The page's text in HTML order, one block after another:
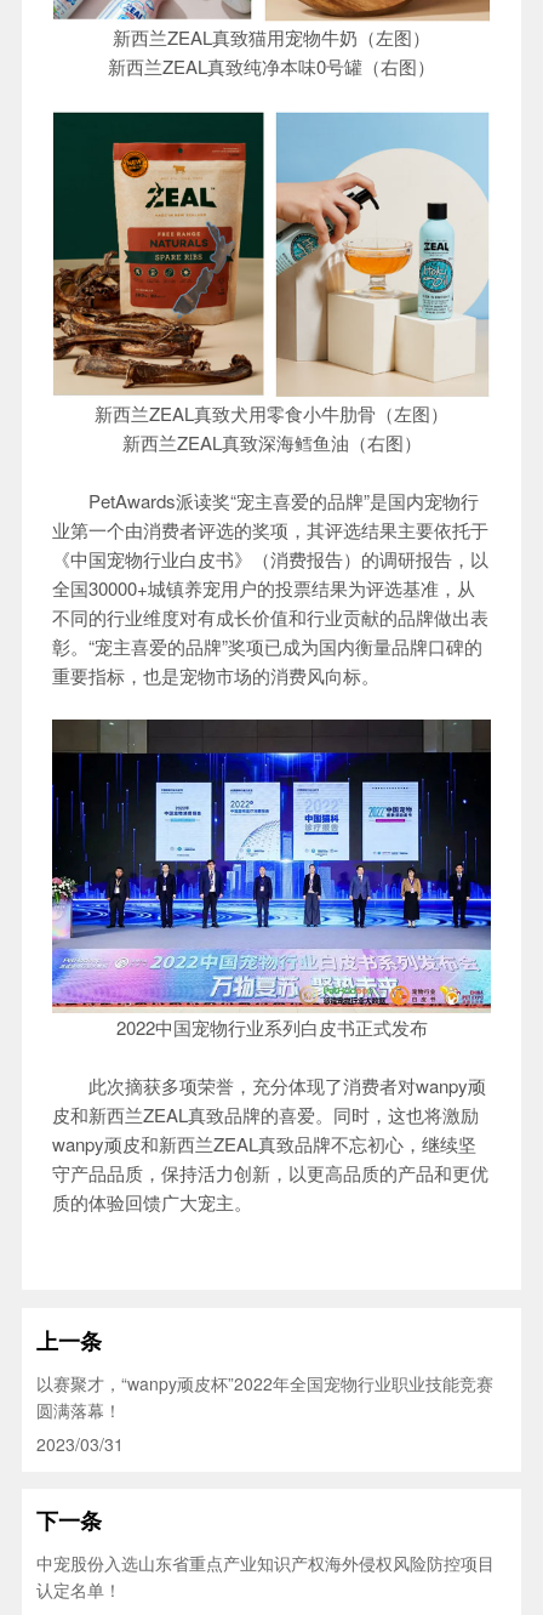
新西兰ZEAL真致猫用宠物牛奶（左图）
新西兰ZEAL真致纯净本味0号罐（右图）
新西兰ZEAL真致犬用零食小牛肋骨（左图）
新西兰ZEAL真致深海鳕鱼油（右图）
PetAwards派读奖“宠主喜爱的品牌”是国内宠物行
业第一个由消费者评选的奖项，其评选结果主要依托于
《中国宠物行业白皮书》（消费报告）的调研报告，以
全国30000+城镇养宠用户的投票结果为评选基准，从
不同的行业维度对有成长价值和行业贡献的品牌做出表
彰。“宠主喜爱的品牌”奖项已成为国内衡量品牌口碑的
重要指标，也是宠物市场的消费风向标。
2022中国宠物行业系列白皮书正式发布
此次摘获多项荣誉，充分体现了消费者对wanpy顽
皮和新西兰ZEAL真致品牌的喜爱。同时，这也将激励
wanpy顽皮和新西兰ZEAL真致品牌不忘初心，继续坚
守产品品质，保持活力创新，以更高品质的产品和更优
质的体验回馈广大宠主。
上一条
以赛聚才，“wanpy顽皮杯”2022年全国宠物行业职业技能竞赛
圆满落幕！
2023/03/31
下一条
中宠股份入选山东省重点产业知识产权海外侵权风险防控项目
认定名单！